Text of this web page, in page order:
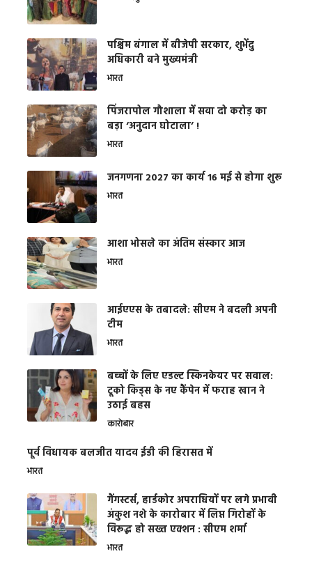
पश्चिम बंगाल में बीजेपी सरकार, शुभेंदु
अधिकारी बने मुख्यमंत्री
भारत
​पिंजरापोल गौशाला में सवा दो करोड़ का
बड़ा ‘अनुदान घोटाला’ !
भारत
जनगणना 2027 का कार्य 16 मई से होगा शुरू
भारत
आशा भोसले का अंतिम संस्कार आज
भारत
आईएएस के तबादले: सीएम ने बदली अपनी
टीम
भारत
बच्चों के लिए एडल्ट स्किनकेयर पर सवाल:
टूको किड्स के नए कैंपेन में फराह खान ने
उठाई बहस
कारोबार
पूर्व विधायक बलजीत यादव ईडी की हिरासत में
भारत
गैंगस्टर्स, हार्डकोर अपराधियों पर लगे प्रभावी
अंकुश नशे के कारोबार में लिप्त गिरोहों के
विरूद्ध हो सख्त एक्शन : सीएम शर्मा
भारत